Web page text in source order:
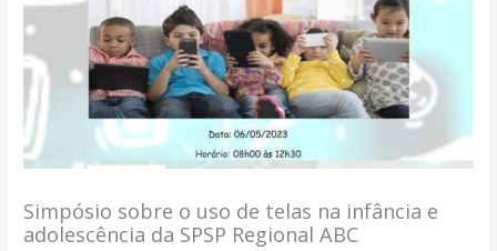
Simpósio sobre o uso de telas na infância e
adolescência da SPSP Regional ABC